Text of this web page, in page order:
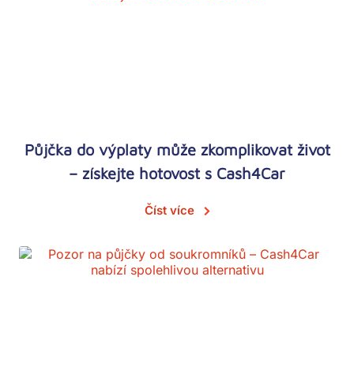
Půjčka do výplaty může zkomplikovat život
– získejte hotovost s Cash4Car
Číst více